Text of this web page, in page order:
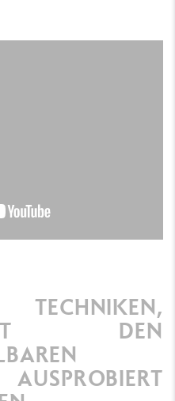
TECHNIKEN,
DEN